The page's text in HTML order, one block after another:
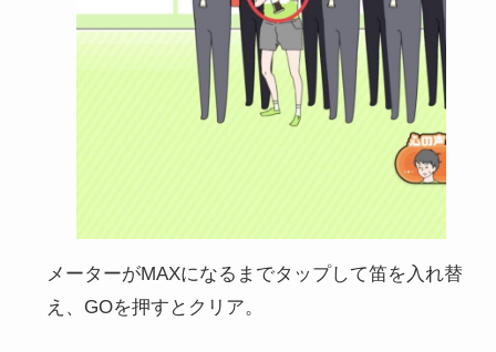
メーターがMAXになるまでタップして笛を入れ替
え、GOを押すとクリア。